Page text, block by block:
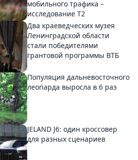
мобильного трафика –
исследование T2
Два краеведческих музея
Ленинградской области
стали победителями
грантовой программы ВТБ
Популяция дальневосточного
леопарда выросла в 6 раз
JELAND J6: один кроссовер
для разных сценариев